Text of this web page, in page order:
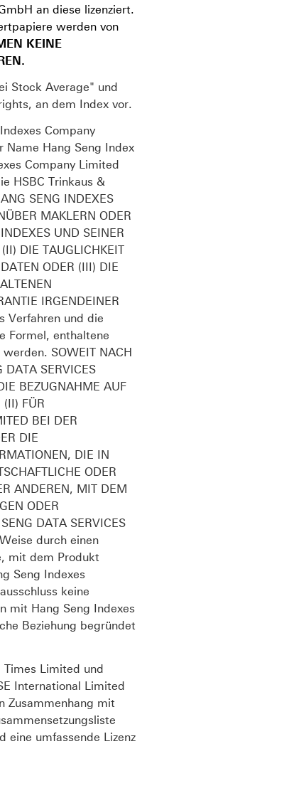
an diese lizenziert.
werden von
KEINE
Stock Average" und
an dem Index vor.
Company
Hang Seng Index
Company Limited
HSBC Trinkaus &
SENG INDEXES
MAKLERN ODER
UND SEINER
DIE TAUGLICHKEIT
ODER (III) DIE
IRGENDEINER
Verfahren und die
Formel, enthaltene
SOWEIT NACH
DATA SERVICES
BEZUGNAHME AUF
(II) FÜR
BEI DER
DIE
DIE IN
ODER
ANDEREN, MIT DEM
ODER
DATA SERVICES
durch einen
mit dem Produkt
Seng Indexes
keine
mit Hang Seng Indexes
Beziehung begründet
Times Limited und
International Limited
Zusammenhang mit
eine umfassende Lizenz